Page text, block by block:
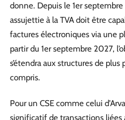
donne. Depuis le 1er
assujettie à la TVA doit être
factures électroniques via une
partir du 1er septembre 2027,
s’étendra aux structures de plus
compris.
Pour un CSE comme celui
significatif de transactions liées